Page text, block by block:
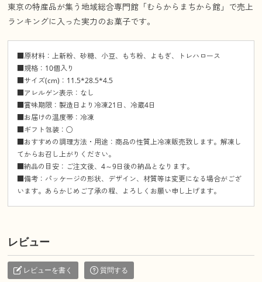
東京の特産品が集う地域総合専門館「むらからまちから館」で売上
ランキングに入った実力のお菓子です。
■原材料：上新粉、砂糖、小豆、もち粉、よもぎ、トレハロース
■規格：10個入り
■サイズ(cm)：11.5*28.5*4.5
■アレルゲン表示：なし
■賞味期限：製造日より冷凍21日、冷蔵4日
■お届けの温度帯：冷凍
■ギフト包装：○
■おすすめの調理方法・用途：商品の性質上冷凍販売致します。解凍し
てからお召し上がりください。
■納品の目安：ご注文後、4～9日後の納品となります。
■備考：パッケージの形状、デザイン、材質等は変更になる場合がござ
います。あらかじめご了承の程、よろしくお願い申し上げます。
レビュー
レビューを書く 質問する